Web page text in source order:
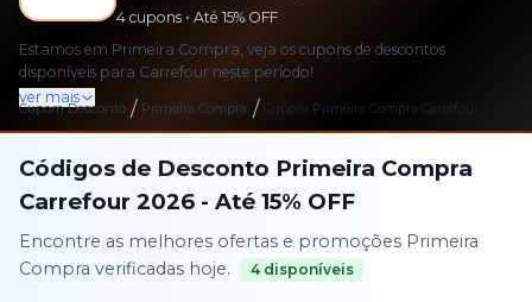
4cupons • Até 15%OFF
Estamos em Primeira Compra, veja os cupons de descontos
disponíveis para Carrefour neste período!
ver mais
Cupom Desconto / Primeira Compra / Cupom Primeira Compra Carrefour
Códigos de Desconto Primeira Compra
Carrefour 2026 - Até15% OFF
Encontre as melhores ofertas e promoções Primeira
Compra verificadas hoje. 4disponíveis